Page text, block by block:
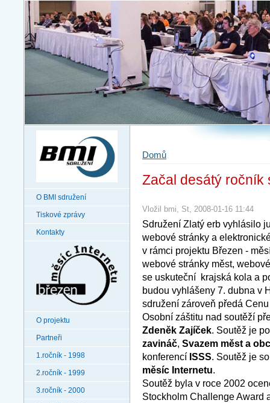
O BMI sdružení
Tiskové zprávy
Kontakty
O projektu
Partneři
1.ročník - 1998
2.ročník - 1999
3.ročník - 2000
Domů
Začal desátý ročník
Vložil bmi, St, 2008-01-16 11:44
Sdružení Zlatý erb vyhlásilo
webové stránky a
v rámci projektu Březen -
webové stránky měst,
se uskuteční krajská kola a
budou vyhlášeny 7. dubna v
sdružení zároveň předá
Osobní záštitu nad soutěží
Zdeněk Zajíček. Soutěž je
zavináč, Svazem měst a
konferencí ISSS. Soutěž je
měsíc Internetu.
Soutěž byla v roce 2002
Stockholm Challenge Award